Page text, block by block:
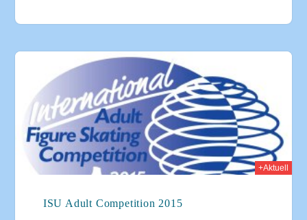
+Aktuell
ISU Adult Competition 2015